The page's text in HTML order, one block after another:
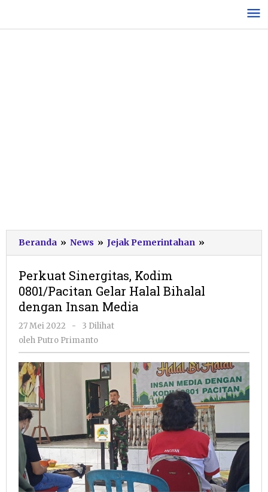
konten
Beranda » News » Jejak Pemerintahan »
Sinergitas,
Media
Perkuat Sinergitas, Kodim
0801/Pacitan Gelar Halal Bihalal
dengan Insan Media
27 Mei 2022
oleh
Putro
-
3 Dilihat
oleh Putro Primanto